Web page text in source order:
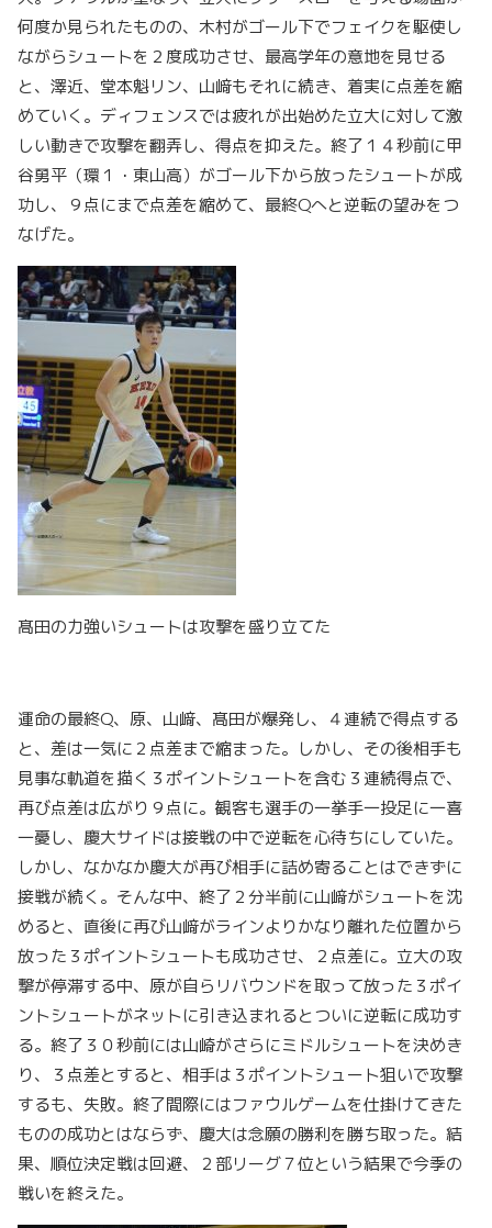
何度か見られたものの、木村がゴール下でフェイクを駆使し
ながらシュートを２度成功させ、最高学年の意地を見せる
と、澤近、堂本魁リン、山﨑もそれに続き、着実に点差を縮
めていく。ディフェンスでは疲れが出始めた立大に対して激
しい動きで攻撃を翻弄し、得点を抑えた。終了１４秒前に甲
谷勇平（環１・東山高）がゴール下から放ったシュートが成
功し、９点にまで点差を縮めて、最終Qへと逆転の望みをつ
なげた。
髙田の力強いシュートは攻撃を盛り立てた
運命の最終Q、原、山﨑、髙田が爆発し、４連続で得点する
と、差は一気に２点差まで縮まった。しかし、その後相手も
見事な軌道を描く３ポイントシュートを含む３連続得点で、
再び点差は広がり９点に。観客も選手の一挙手一投足に一喜
一憂し、慶大サイドは接戦の中で逆転を心待ちにしていた。
しかし、なかなか慶大が再び相手に詰め寄ることはできずに
接戦が続く。そんな中、終了２分半前に山﨑がシュートを沈
めると、直後に再び山﨑がラインよりかなり離れた位置から
放った３ポイントシュートも成功させ、２点差に。立大の攻
撃が停滞する中、原が自らリバウンドを取って放った３ポイ
ントシュートがネットに引き込まれるとついに逆転に成功す
る。終了３０秒前には山崎がさらにミドルシュートを決めき
り、３点差とすると、相手は３ポイントシュート狙いで攻撃
するも、失敗。終了間際にはファウルゲームを仕掛けてきた
ものの成功とはならず、慶大は念願の勝利を勝ち取った。結
果、順位決定戦は回避、２部リーグ７位という結果で今季の
戦いを終えた。